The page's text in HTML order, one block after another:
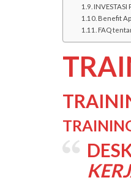
INVESTASI
Benefit
FAQ